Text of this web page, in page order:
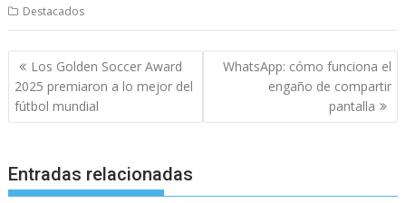
Destacados
Navegación
de
entradas
Los Golden Soccer Award
2025 premiaron a lo mejor del
fútbol mundial
WhatsApp: cómo funciona el
engaño de compartir
pantalla
Entradas relacionadas